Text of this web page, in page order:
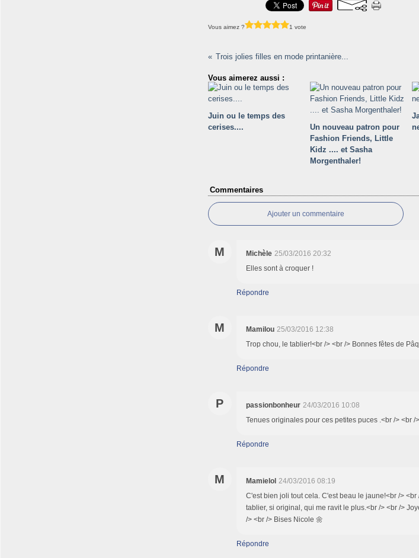
Vous aimez ? 1 vote
Trois jolies filles en mode printanière...
Vous aimerez aussi :
Juin ou le temps des
cerises....
Un nouveau patron pour
Fashion Friends, Little
Kidz .... et Sasha
Morgenthaler!
Commentaires
Ajouter un commentaire
M Michèle 25/03/2016 20:32
Elles sont à croquer !
Répondre
M Mamilou 25/03/2016 12:38
Trop chou, le tablier!<br /> <br /> Bonnes fêtes de
Répondre
P passionbonheur 24/03/2016 10:08
Tenues originales pour ces petites puces .<br /> <br /
Répondre
M Mamielol 24/03/2016 08:19
C'est bien joli tout cela. C'est beau le jaune!<br />
tablier, si original, qui me ravit le plus.<br /> <br />
/> <br /> Bises Nicole 🌼
Répondre